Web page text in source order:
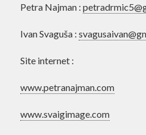
Petra Najman :
Ivan Svaguša :
Site internet :
www.petranajman.com
www.svaigimage.com